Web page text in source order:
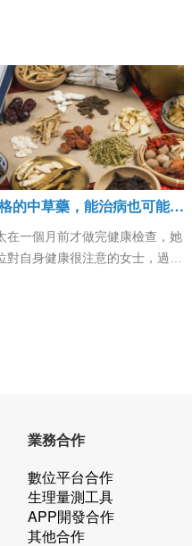
不合格的中草藥，能治病也可能傷身
在一個月前才做完健康檢查，她
對自身健康很注意的女士，過了
？」因為盧太太之前的生活飲食
常，不可能一年之間就有改
業務合作
數位平台合作
生理量測工具
APP開發合作
其他合作